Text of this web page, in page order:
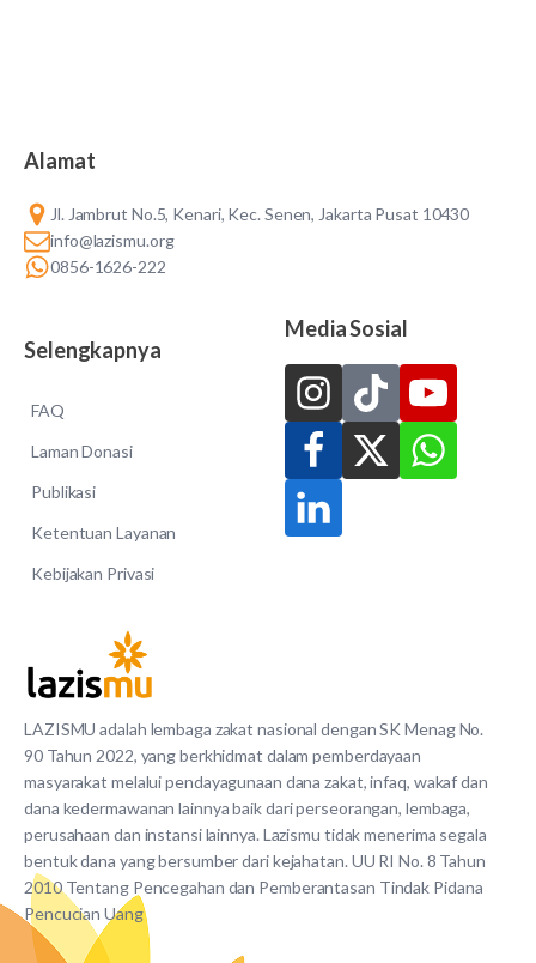
LAZISMU adalah lembaga zakat nasional dengan SK Menag No.
90 Tahun 2022, yang berkhidmat dalam pemberdayaan
masyarakat melalui pendayagunaan dana zakat, infaq, wakaf dan
dana kedermawanan lainnya baik dari perseorangan, lembaga,
perusahaan dan instansi lainnya. Lazismu tidak menerima segala
bentuk dana yang bersumber dari kejahatan. UU RI No. 8 Tahun
2010 Tentang Pencegahan dan Pemberantasan Tindak Pidana
Pencucian Uang
Alamat
Jl. Jambrut No.5, Kenari, Kec. Senen, Jakarta Pusat 10430
info@lazismu.org
0856-1626-222
Selengkapnya
FAQ
Laman Donasi
Publikasi
Ketentuan Layanan
Kebijakan Privasi
Media Sosial